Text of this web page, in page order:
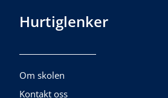
Hurtiglenker
Om skolen
Kontakt oss